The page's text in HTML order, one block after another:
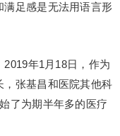
足感是无法用语言形
年1月18日，作为
张基昌和医院其他科
了为期半年多的医疗